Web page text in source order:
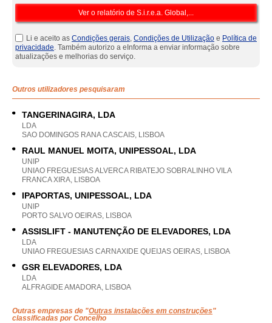
Li e aceito as Condições gerais, Condições de Utilização e Política de
privacidade. Também autorizo a eInforma a enviar informação sobre
atualizações e melhorias do serviço.
Outros utilizadores pesquisaram
TANGERINAGIRA, LDA
LDA
SAO DOMINGOS RANA CASCAIS, LISBOA
RAUL MANUEL MOITA, UNIPESSOAL, LDA
UNIP
UNIAO FREGUESIAS ALVERCA RIBATEJO SOBRALINHO VILA
FRANCA XIRA, LISBOA
IPAPORTAS, UNIPESSOAL, LDA
UNIP
PORTO SALVO OEIRAS, LISBOA
ASSISLIFT - MANUTENÇÃO DE ELEVADORES, LDA
LDA
UNIAO FREGUESIAS CARNAXIDE QUEIJAS OEIRAS, LISBOA
GSR ELEVADORES, LDA
LDA
ALFRAGIDE AMADORA, LISBOA
Outras empresas de "Outras instalações em construções"
classificadas por Concelho